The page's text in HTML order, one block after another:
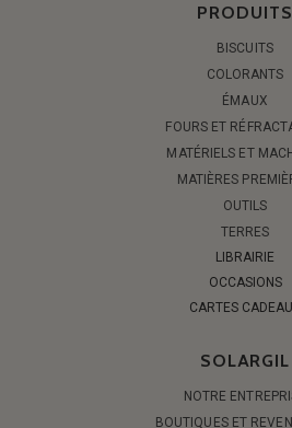
PRODUITS
BISCUITS
COLORANTS
ÉMAUX
FOURS ET
MATÉRIELS ET
MATIÈRES
OUTILS
TERRES
LIBRAIRIE
OCCASIONS
CARTES
SOLARGIL
NOTRE
BOUTIQUES ET